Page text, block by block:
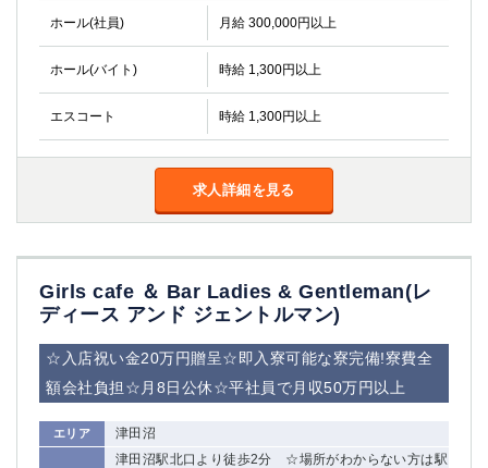
ホール(社員) 月給 300,000円以上
ホール(バイト) 時給 1,300円以上
エスコート 時給 1,300円以上
求人詳細を見る
Girls cafe ＆ Bar Ladies & Gentleman(レ
ディース アンド ジェントルマン)
☆入店祝い金20万円贈呈☆即入寮可能な寮完備!寮費全
額会社負担☆月8日公休☆平社員で月収50万円以上
エリア 津田沼
津田沼駅北口より徒歩2分 ☆場所がわからない方は駅